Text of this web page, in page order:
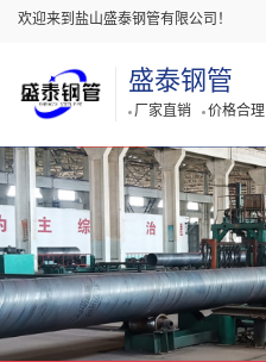
欢迎来到盐山盛泰钢管有限公司！
盛泰钢管
厂家直销 价格合理